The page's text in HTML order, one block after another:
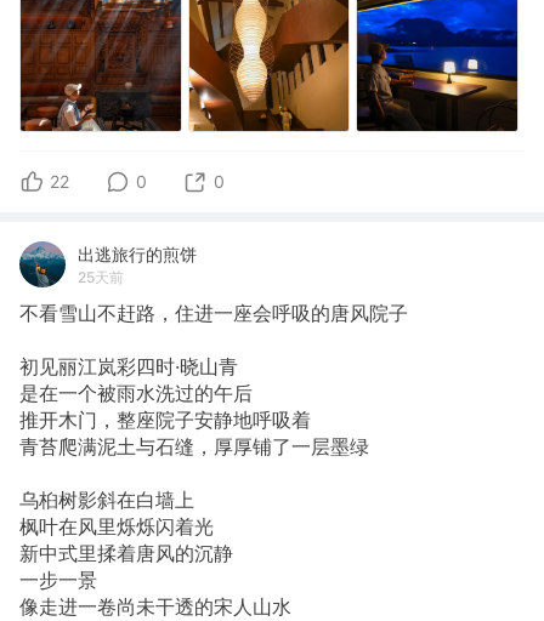
22 0 0
出逃旅行的煎饼
25天前
不看雪山不赶路，住进一座会呼吸的唐风院子
初见丽江岚彩四时·晓山青
是在一个被雨水洗过的午后
推开木门，整座院子安静地呼吸着
青苔爬满泥土与石缝，厚厚铺了一层墨绿
乌桕树影斜在白墙上
枫叶在风里烁烁闪着光
新中式里揉着唐风的沉静
一步一景
像走进一卷尚未干透的宋人山水